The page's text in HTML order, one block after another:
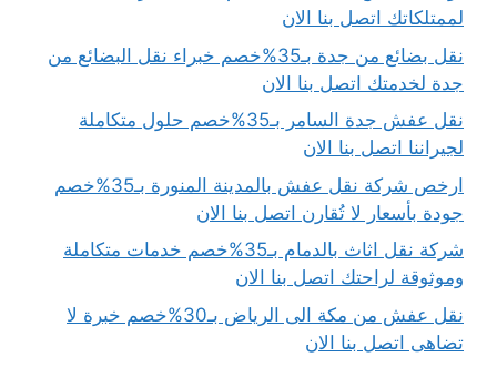
لممتلكاتك اتصل بنا الان
نقل بضائع من جدة بـ35%خصم خبراء نقل البضائع من
جدة لخدمتك اتصل بنا الان
نقل عفش جدة السامر بـ35%خصم حلول متكاملة
لجيراننا اتصل بنا الان
ارخص شركة نقل عفش بالمدينة المنورة بـ35%خصم
جودة بأسعار لا تُقارن اتصل بنا الان
شركة نقل اثاث بالدمام بـ35%خصم خدمات متكاملة
وموثوقة لراحتك اتصل بنا الان
نقل عفش من مكة الى الرياض بـ30%خصم خبرة لا
تضاهى اتصل بنا الان